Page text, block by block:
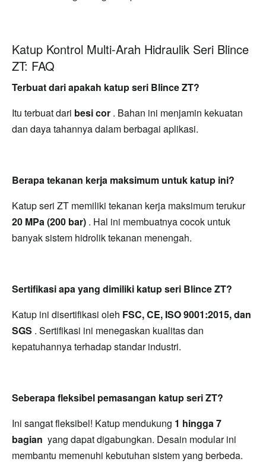
Katup Kontrol Multi-Arah Hidraulik Seri Blince
ZT: FAQ
Terbuat dari apakah katup seri Blince ZT?
Itu terbuat dari besi cor . Bahan ini menjamin kekuatan
dan daya tahannya dalam berbagai aplikasi.
Berapa tekanan kerja maksimum untuk katup ini?
Katup seri ZT memiliki tekanan kerja maksimum terukur
20 MPa (200 bar) . Hal ini membuatnya cocok untuk
banyak sistem hidrolik tekanan menengah.
Sertifikasi apa yang dimiliki katup seri Blince ZT?
Katup ini disertifikasi oleh FSC, CE, ISO 9001:2015, dan
SGS . Sertifikasi ini menegaskan kualitas dan
kepatuhannya terhadap standar industri.
Seberapa fleksibel pemasangan katup seri ZT?
Ini sangat fleksibel! Katup mendukung 1 hingga 7
bagian yang dapat digabungkan. Desain modular ini
membantu memenuhi kebutuhan sistem yang berbeda.